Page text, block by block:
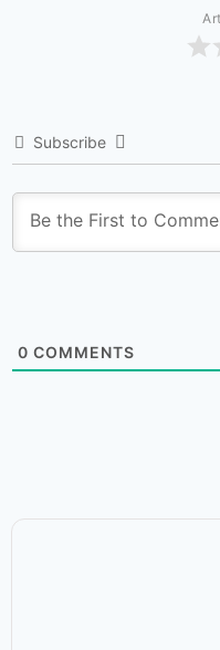
Subscribe
0 COMMENTS